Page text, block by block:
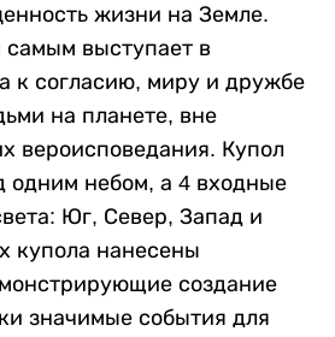
жизни на Земле.
самым выступает в
к согласию, миру и дружбе
на планете, вне
вероисповедания. Купол
одним небом, а 4 входные
Юг, Север, Запад и
купола нанесены
создание
значимые события для